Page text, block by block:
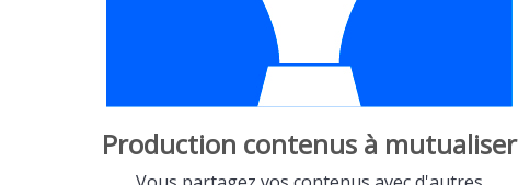
Production contenus à mutualiser